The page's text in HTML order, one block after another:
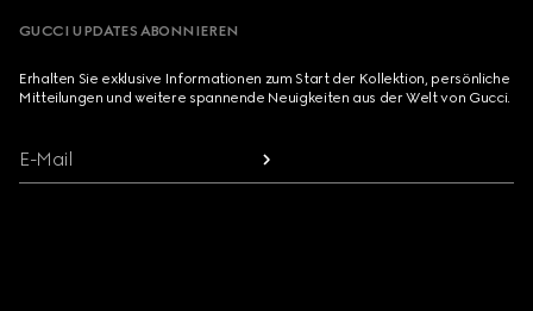
GUCCI UPDATES ABONNIEREN
Erhalten Sie exklusive Informationen zum Start der Kollektion, persönliche
Mitteilungen und weitere spannende Neuigkeiten aus der Welt von Gucci.
E-Mail